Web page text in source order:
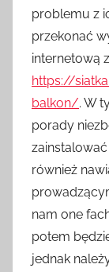
problemu z
przekonać
internetową
https://
balkon/. W
porady
również
nam one
potem
jednak